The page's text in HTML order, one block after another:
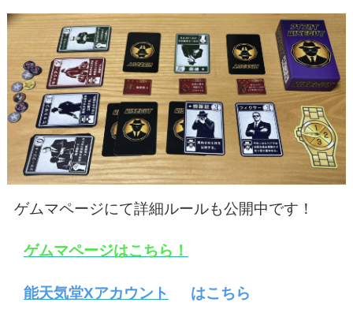
ゲムマページにて詳細ルールも公開中です！
ゲムマページはこちら！
能天気堂Xアカウント はこちら